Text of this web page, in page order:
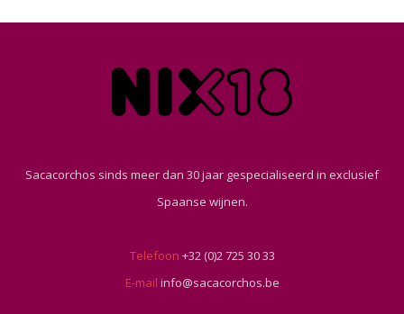
Sacacorchos sinds meer dan 30 jaar gespecialiseerd in exclusief
Spaanse wijnen.
Telefoon +32 (0)2 725 30 33
E-mail info@sacacorchos.be